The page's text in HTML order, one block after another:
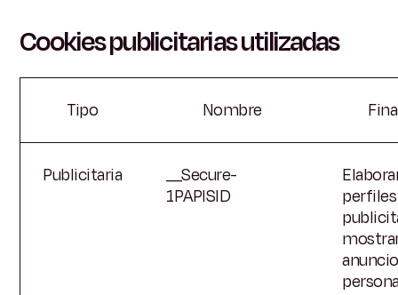
Cookies publicitarias utilizadas
Tipo Nombre
Publicitaria
__Secure-
1PAPISID
perfiles